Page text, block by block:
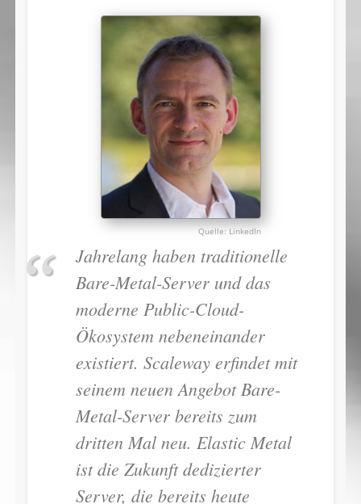
LinkedIn
Jahrelang haben traditionelle
Bare-Metal-Server und das
moderne Public-Cloud-
Ökosystem nebeneinander
existiert. Scaleway erfindet mit
seinem neuen Angebot Bare-
Metal-Server bereits zum
dritten Mal neu. Elastic Metal
ist die Zukunft dedizierter
Server, die bereits heute